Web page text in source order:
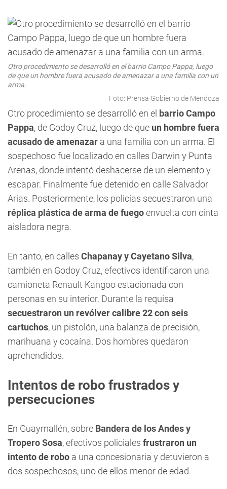
Otro procedimiento se desarrolló en el barrio Campo Pappa, luego
de que un hombre fuera acusado de amenazar a una familia con un
arma.
Foto: Prensa Gobierno de Mendoza
Otro procedimiento se desarrolló en el barrio Campo
Pappa, de Godoy Cruz, luego de que un hombre fuera
acusado de amenazar a una familia con un arma. El
sospechoso fue localizado en calles Darwin y Punta
Arenas, donde intentó deshacerse de un elemento y
escapar. Finalmente fue detenido en calle Salvador
Arias. Posteriormente, los policías secuestraron una
réplica plástica de arma de fuegoenvuelta con cinta
aisladora negra.
En tanto, en calles Chapanay y Cayetano Silva,
también en Godoy Cruz, efectivos identificaron una
camioneta Renault Kangoo estacionada con
personas en su interior. Durante la requisa
secuestraron un revólver calibre 22 con seis
cartuchos, un pistolón, una balanza de precisión,
marihuana y cocaína. Dos hombres quedaron
aprehendidos.
Intentos de robo frustrados y
persecuciones
En Guaymallén, sobre Bandera de los Andes y
Tropero Sosa, efectivos policiales frustraron un
intento de robo a una concesionaria y detuvieron a
dos sospechosos, uno de ellos menor de edad.